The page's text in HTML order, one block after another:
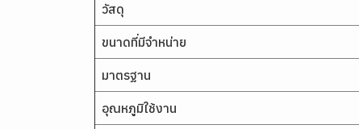
วัสดุ
ขนาดที่มีจำหน่าย
มาตรฐาน
อุณหภูมิใช้งาน